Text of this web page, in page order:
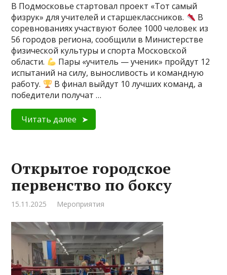
В Подмосковье стартовал проект «Тот самый
физрук» для учителей и старшеклассников.
В
соревнованиях участвуют более 1000 человек из
56 городов региона, сообщили в Министерстве
физической культуры и спорта Московской
области.
Пары «учитель — ученик» пройдут 12
испытаний на силу, выносливость и командную
работу.
В финал выйдут 10 лучших команд, а
победители получат …
Читать далее
Открытое городское
первенство по боксу
15.11.2025 Мероприятия